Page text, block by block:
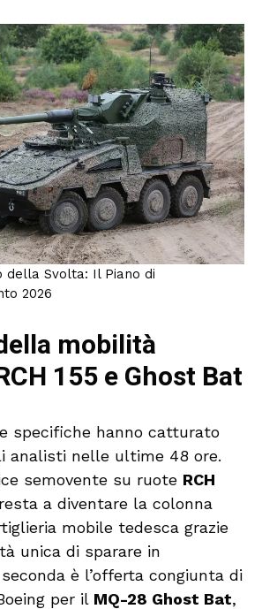
della Svolta: Il Piano di
2026
mobilità
155 e Ghost Bat
specifiche hanno catturato
analisti nelle ultime 48 ore.
semovente su ruote RCH
a diventare la colonna
mobile tedesca grazie
unica di sparare in
è l’offerta congiunta di
per il MQ-28 Ghost Bat,